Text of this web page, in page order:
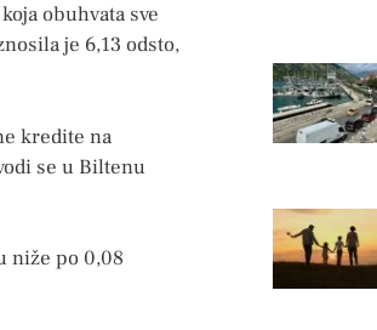
obuhvata sve
je 6,13 odsto,
kredite na
se u Biltenu
niže po 0,08